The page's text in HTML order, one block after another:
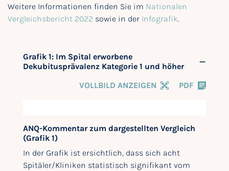
Weitere Informationen finden Sie im Nationalen
Vergleichsbericht 2022 sowie in der Infografik.
Grafik 1: Im Spital erworbene
Dekubitusprävalenz Kategorie 1 und höher
VOLLBILD ANZEIGEN
PDF
ANQ-Kommentar zum dargestellten Vergleich
(Grafik 1)
In der Grafik ist ersichtlich, dass sich acht
Spitäler/Kliniken statistisch signifikant vom